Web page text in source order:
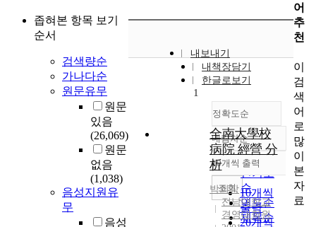
좁혀본 항목 보기
순서
검색량순
가나다순
원문유무
원문
있음
(26,069)
원문
없음
(1,038)
음성지원유
무
음성
내보내기
내책장담기
한글로보기
정확도순
정확도
순
인기도
순
연도순
제목순
내림차순
내림차순
10개씩 출력
10개씩
출력
20개씩
조회
1
全南大學校
病院 經營 分
析
박희장
전남대학교
경영대학원
어
추
천
이
검
색
어
로
많
이
본
자
료